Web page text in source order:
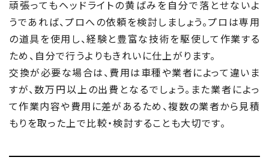
頑張ってもヘッドライトの黄ばみを自分で落とせないよ
うであれば、プロへの依頼を検討しましょう。プロは専用
の道具を使用し、経験と豊富な技術を駆使して作業する
ため、自分で行うよりもきれいに仕上がります。
交換が必要な場合は、費用は車種や業者によって違いま
すが、数万円以上の出費となるでしょう。また業者によっ
て作業内容や費用に差があるため、複数の業者から見積
もりを取った上で比較・検討することも大切です。